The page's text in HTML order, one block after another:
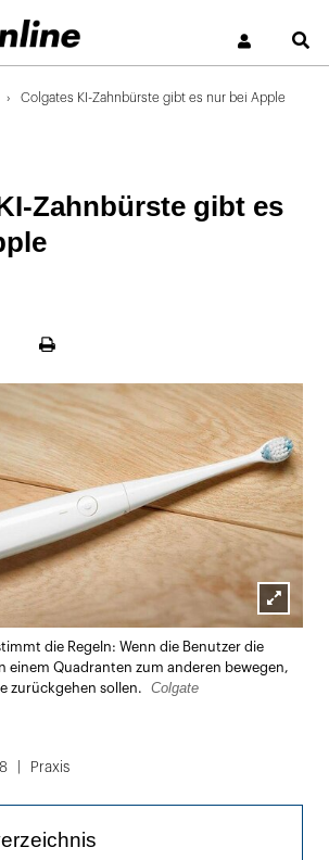
Colgates KI-Zahnbürste gibt es nur bei Apple
Zahnbürste gibt es
Seite
Lightbox
öffnen
die Regeln: Wenn die Benutzer die
einem Quadranten zum anderen bewegen,
zurückgehen sollen.
Colgate
Praxis